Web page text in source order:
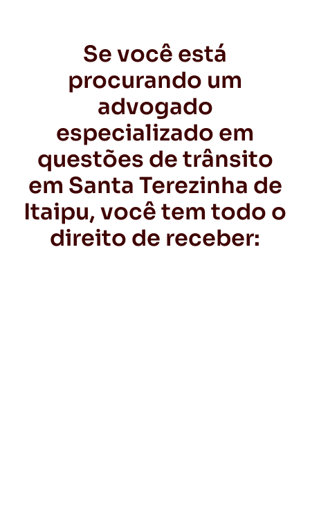
Se você está
procurando um
advogado
especializado em
questões de trânsito
em Santa Terezinha de
Itaipu, você tem todo o
direito de receber: